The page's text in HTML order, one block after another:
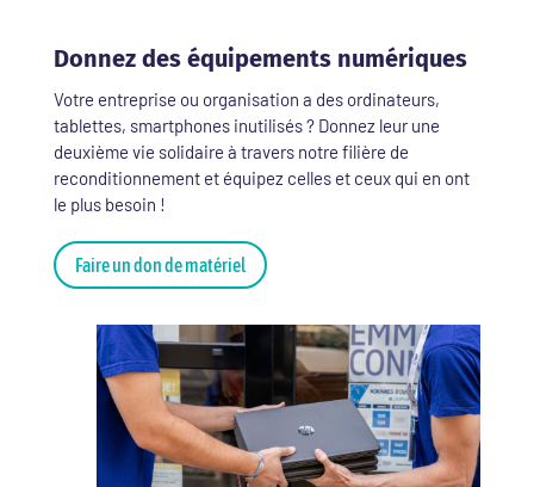
Donnez des équipements numériques
Votre entreprise ou organisation a des ordinateurs,
tablettes, smartphones inutilisés ? Donnez leur une
deuxième vie solidaire à travers notre filière de
reconditionnement et équipez celles et ceux qui en ont
le plus besoin !
Faire un don de matériel